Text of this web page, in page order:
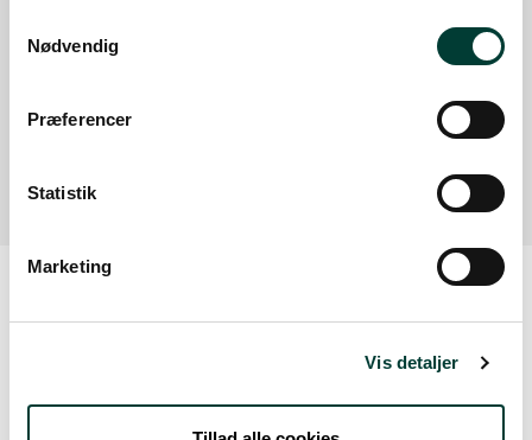
Nødvendig
Præferencer
Statistik
Marketing
Vis detaljer
Parkering for ca. 10 biler.